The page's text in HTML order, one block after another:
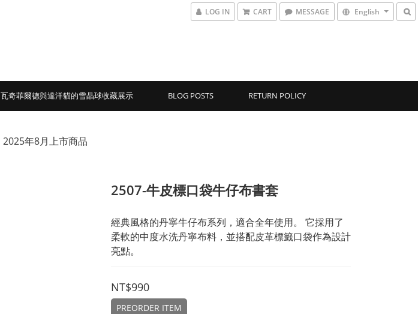
LOG IN CART MESSAGE English
瓦奇菲爾德與達洋貓的雪晶球收藏展示 BLOG POSTS RETURN POLICY
2025年8月上市商品
2507-牛皮標口袋牛仔布書套
經典風格的丹寧牛仔布系列，適合全年使用。 它採用了
柔軟的中度水洗丹寧布料，並搭配皮革標籤口袋作為設計
亮點。
NT$990
PREORDER ITEM